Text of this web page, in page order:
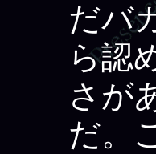
だバ
ら認
さが
だ。